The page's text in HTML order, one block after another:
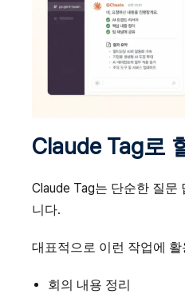
Claude Tag로
Claude Tag는 단순한 질문
니다.
대표적으로 이런 작업에
회의 내용 정리